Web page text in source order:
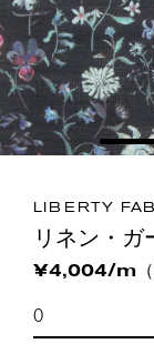
LIBERTY
リネン・ガ
¥4,004/m